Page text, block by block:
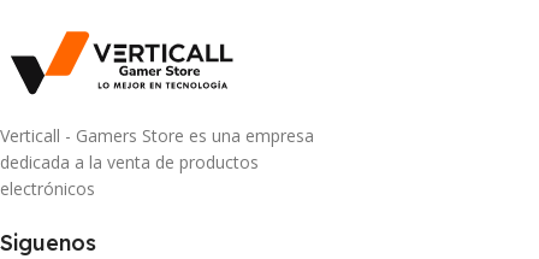
Verticall - Gamers Store es una empresa
dedicada a la venta de productos
electrónicos
Siguenos